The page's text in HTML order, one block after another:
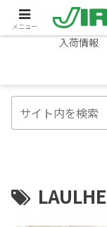
ブランド
入荷情報
メニュー